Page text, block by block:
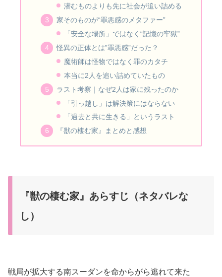
潜むものよりも先に社会が追い詰める
家そのものが“罪悪感のメタファー”
「安全な場所」ではなく“記憶の牢獄”
怪異の正体とは”罪悪感”だった？
魔術師は怪物ではなく罪のカタチ
本当に2人を追い詰めていたもの
ラスト考察｜なぜ2人は家に残ったのか
「引っ越し」は解決策にはならない
「過去と共に生きる」というラスト
『獣の棲む家』まとめと感想
『獣の棲む家』あらすじ（ネタバレな
し）
戦局が拡大する南スーダンを命からがら逃れて来た